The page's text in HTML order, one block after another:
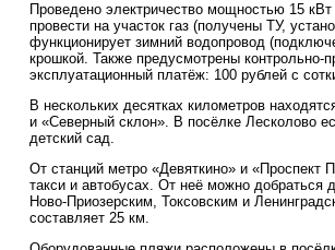
Проведено электричество мощностью 15
провести на участок газ (получены ТУ,
функционирует зимний водопровод
крошкой. Также предусмотрены контрольно-
эксплуатационный платёж: 100 рублей с
В нескольких десятках километров
и «Северный склон». В посёлке Лесколово
детский сад.
От станций метро «Девяткино» и «Проспект
такси и автобусах. От неё можно добраться
Ново-Приозерским, Токсовским и
составляет 25 км.